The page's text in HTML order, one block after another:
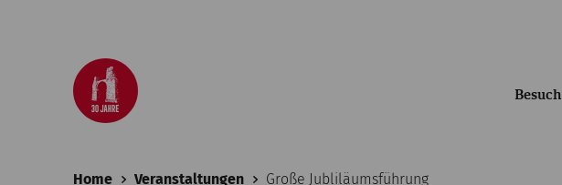
Besuch
Home Veranstaltungen Große Jubliläumsführung